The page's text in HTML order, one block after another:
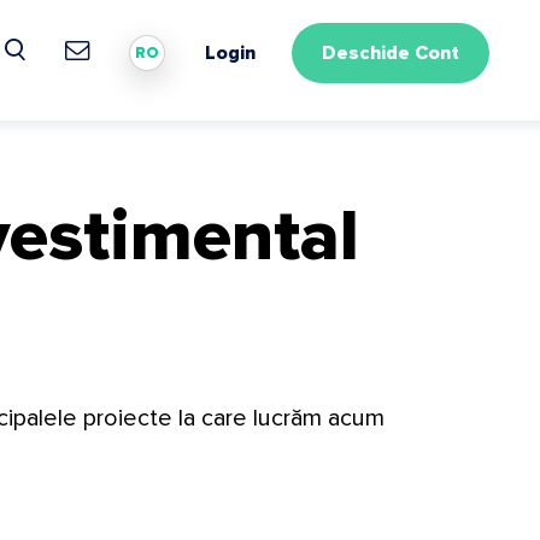
RO Login Deschide Cont
proiecte la care lucrăm acum